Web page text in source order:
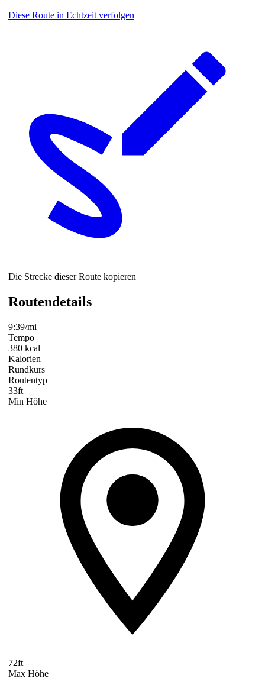
Diese Route in Echtzeit verfolgen
Die Strecke dieser Route kopieren
Routendetails
9:39/mi
Tempo
380 kcal
Kalorien
Rundkurs
Routentyp
33ft
Min Höhe
72ft
Max Höhe